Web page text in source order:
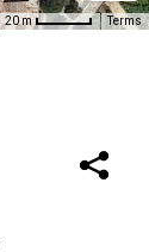
20 m Terms